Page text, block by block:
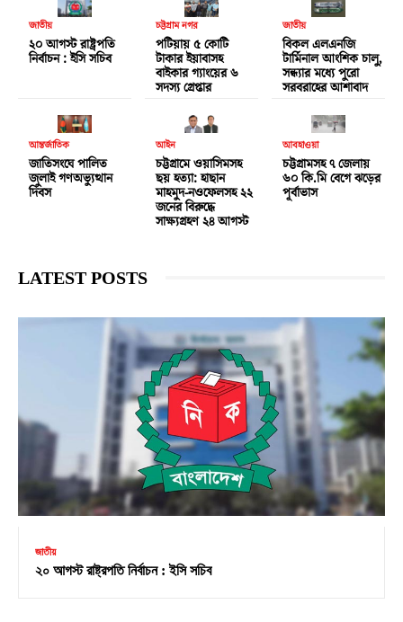
জাতীয়
২০ আগস্ট রাষ্ট্রপতি
নির্বাচন : ইসি সচিব
চট্টগ্রাম নগর
পটিয়ায় ৫ কোটি
টাকার ইয়াবাসহ
বাইকার গ্যাংয়ের ৬
সদস্য গ্রেপ্তার
জাতীয়
বিকল এলএনজি
টার্মিনাল আংশিক চালু,
সন্ধ্যার মধ্যে পুরো
সরবরাহের আশাবাদ
আন্তর্জাতিক
জাতিসংঘে পালিত
জুলাই গণঅভ্যুত্থান
দিবস
আইন
চট্টগ্রামে ওয়াসিমসহ
ছয় হত্যা: হাছান
মাহমুদ-নওফেলসহ ২২
জনের বিরুদ্ধে
সাক্ষ্যগ্রহণ ২৪ আগস্ট
আবহাওয়া
চট্টগ্রামসহ ৭ জেলায়
৬০ কি.মি বেগে ঝড়ের
পূর্বাভাস
LATEST POSTS
জাতীয়
২০ আগস্ট রাষ্ট্রপতি নির্বাচন : ইসি সচিব